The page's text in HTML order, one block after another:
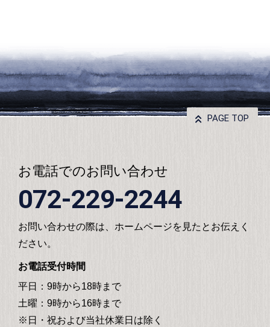
PAGE TOP
お電話でのお問い合わせ
072-229-2244
お問い合わせの際は、ホームページを見たとお伝えく
ださい。
お電話受付時間
平日：9時から18時まで
土曜：9時から16時まで
※日・祝および当社休業日は除く